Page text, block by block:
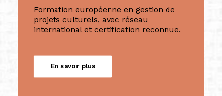
Formation européenne en gestion de
projets culturels, avec réseau
international et certification reconnue.
En savoir plus